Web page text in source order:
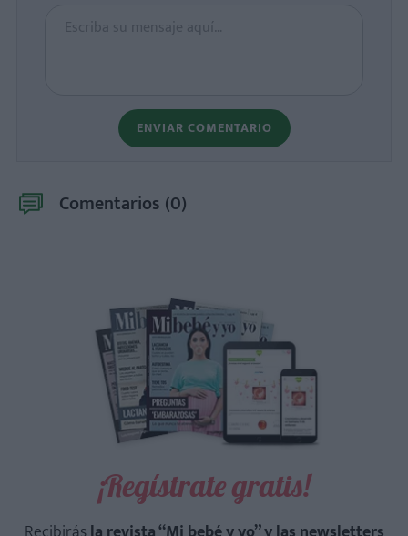
ENVIAR COMENTARIO
Comentarios (0)
¡Regístrate gratis!